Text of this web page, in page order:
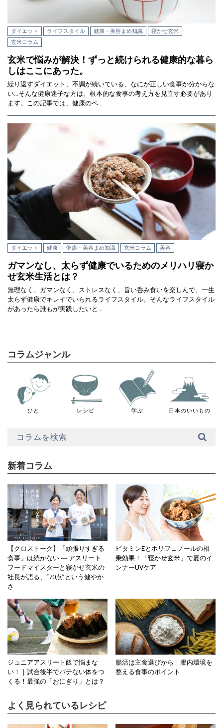
ダイエット ライフスタイル 健康・美容まめ知識
寝かせ玄米
玄米コラム
玄米で悩みが解決！ずっと続けられる健康的な暮ら
しはここにあった。
繰り返すダイエット、不調が続いている、なにが正しい食事か分からな
い…そんな健康迷子な方は、根本的な食事の考え方を見直す必要があり
ます。この記事では、健康のベ…
ダイエット 健康 健康・美容まめ知識 玄米コラム 美容
ガマンなし、太らず健康でいるためのメリハリ寝か
せ玄米生活とは？
無理なく、ガマンなく、ストレスなく、旨い呑み食いを楽しんで、一生
太らず健康でキレイでいられるライフスタイル。そんなライフスタイル
があったら誰もが実践したいと…
コラムジャンル
ひと レシピ 学ぶ 日本のいいもの
新着コラム
【クロストーク】「頑張りすぎる
食事」は続かない ― アスリート
フードマイスターと寝かせ玄米の
社長が語る、“70点”という健やか
さ
ビタミンEとポリフェノールの相
乗効果！「寝かせ玄米」で夏のイ
ンナーUVケア
ジュニアアスリート飯で悩まな
い！｜試合後半でバテない体をつ
くる！最強の「おにぎり」とは？
腸活は主食選びから｜腸内環境を
整える食事のポイント
よく見られているレシピ